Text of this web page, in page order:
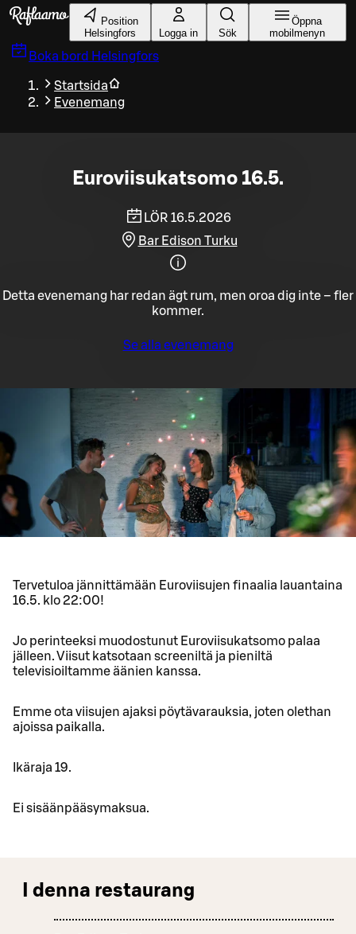
Gå till huvudinnehållet
Position
Helsingfors
Logga in Sök
Öppna
mobilmenyn
Boka bord Helsingfors
Startsida
Evenemang
Euroviisukatsomo 16.5.
LÖR 16.5.2026
Bar Edison Turku
Detta evenemang har redan ägt rum, men oroa dig inte – fler
kommer.
Se alla evenemang
Tervetuloa jännittämään Euroviisujen finaalia lauantaina
16.5. klo 22:00!
Jo perinteeksi muodostunut Euroviisukatsomo palaa
jälleen. Viisut katsotaan screeniltä ja pieniltä
televisioiltamme äänien kanssa.
Emme ota viisujen ajaksi pöytävarauksia, joten olethan
ajoissa paikalla.
Ikäraja 19.
Ei sisäänpääsymaksua.
I denna restaurang